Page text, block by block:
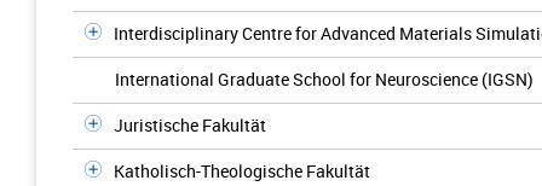
Interdisciplinary Centre for Advanced Materials
International Graduate School for Neuroscience (IGSN)
Juristische Fakultät
Katholisch-Theologische Fakultät